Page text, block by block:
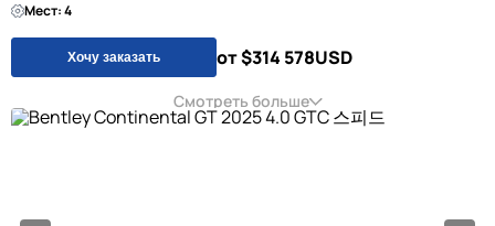
Мест: 4
Хочу заказать от $314 578USD
Смотреть больше